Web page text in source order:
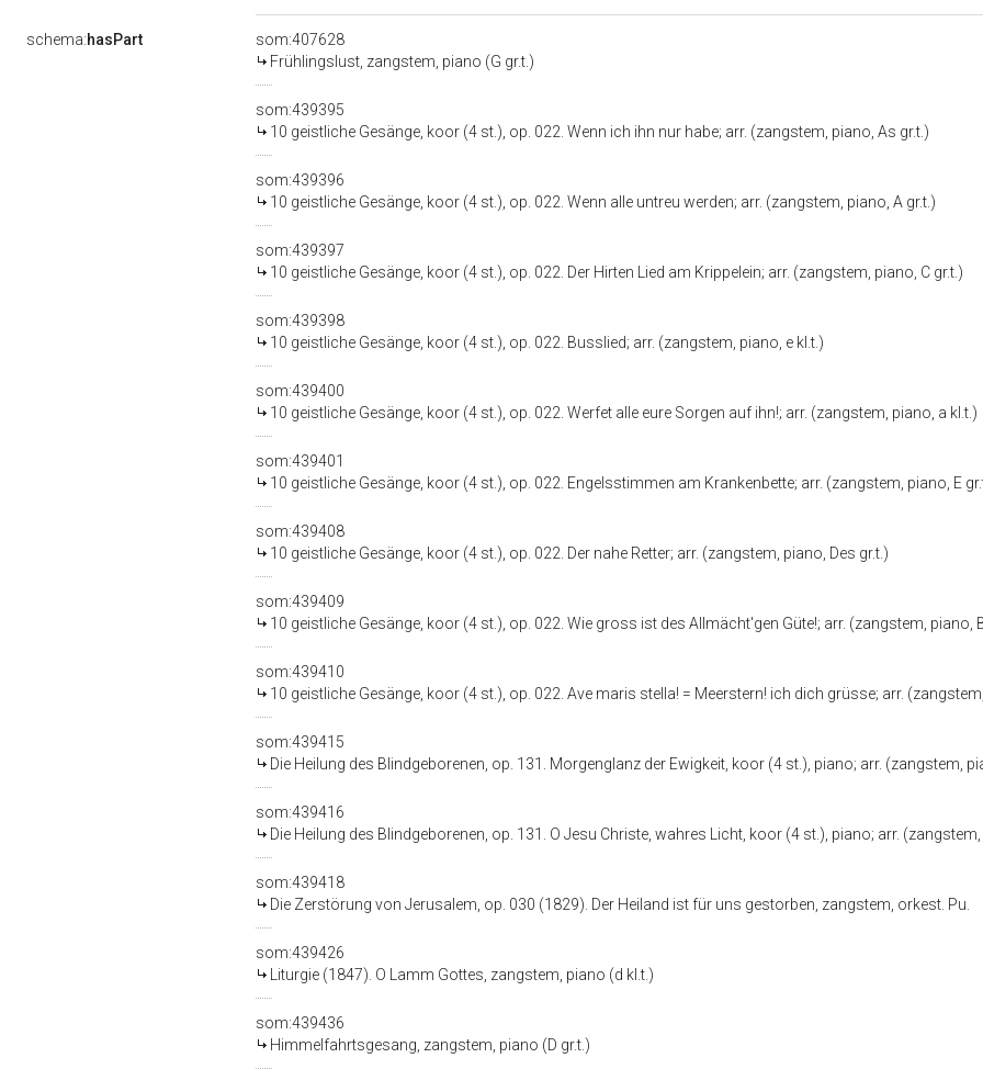
schema:hasPart
som:407628
Frühlingslust, zangstem, piano (G gr.t.)
som:439395
10 geistliche Gesänge, koor (4 st.), op. 022. Wenn ich ihn nur habe; arr. (zangstem, piano, As gr.t.)
som:439396
10 geistliche Gesänge, koor (4 st.), op. 022. Wenn alle untreu werden; arr. (zangstem, piano, A gr.t.)
som:439397
10 geistliche Gesänge, koor (4 st.), op. 022. Der Hirten Lied am Krippelein; arr. (zangstem, piano, C gr.t.)
som:439398
10 geistliche Gesänge, koor (4 st.), op. 022. Busslied; arr. (zangstem, piano, e kl.t.)
som:439400
10 geistliche Gesänge, koor (4 st.), op. 022. Werfet alle eure Sorgen auf ihn!; arr. (zangstem, piano, a kl.t.)
som:439401
10 geistliche Gesänge, koor (4 st.), op. 022. Engelsstimmen am Krankenbette; arr. (zangstem, piano, E
som:439408
10 geistliche Gesänge, koor (4 st.), op. 022. Der nahe Retter; arr. (zangstem, piano, Des gr.t.)
som:439409
10 geistliche Gesänge, koor (4 st.), op. 022. Wie gross ist des Allmächt'gen Güte!; arr. (zangstem, piano,
som:439410
10 geistliche Gesänge, koor (4 st.), op. 022. Ave maris stella! = Meerstern! ich dich grüsse; arr.
som:439415
Die Heilung des Blindgeborenen, op. 131. Morgenglanz der Ewigkeit, koor (4 st.), piano; arr. (zangstem,
som:439416
Die Heilung des Blindgeborenen, op. 131. O Jesu Christe, wahres Licht, koor (4 st.), piano; arr.
som:439418
Die Zerstörung von Jerusalem, op. 030 (1829). Der Heiland ist für uns gestorben, zangstem, orkest. Pu.
som:439426
Liturgie (1847). O Lamm Gottes, zangstem, piano (d kl.t.)
som:439436
Himmelfahrtsgesang, zangstem, piano (D gr.t.)